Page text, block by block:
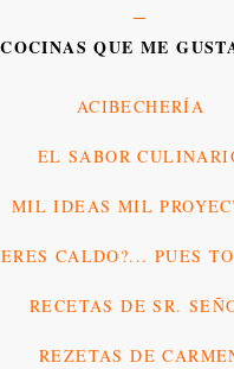
QUE ME
ACIBECHERÍA
EL SABOR
MIL IDEAS MIL
CALDO?... PUES
RECETAS DE SR.
REZETAS DE